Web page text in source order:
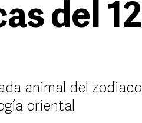
del 12
animal del zodiaco
oriental